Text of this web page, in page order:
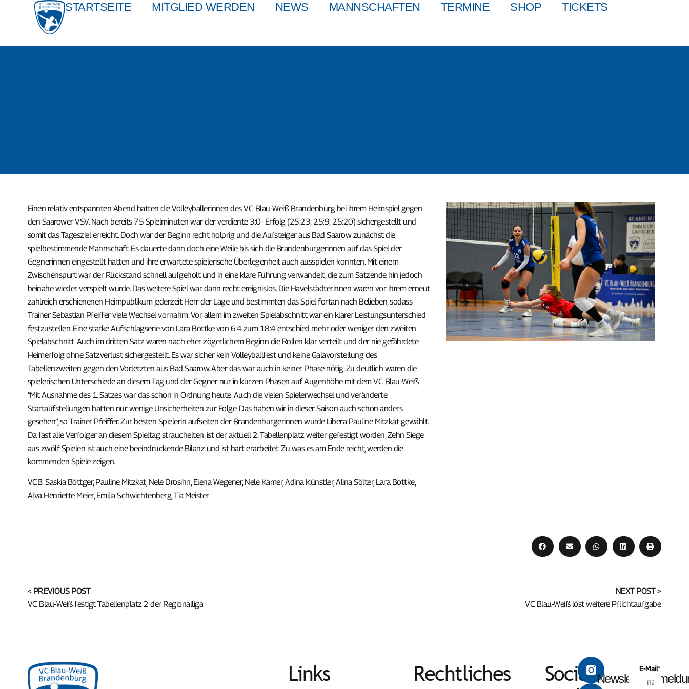
STARTSEITE MITGLIED WERDEN NEWS MANNSCHAFTEN TERMINE SHOP TICKETS
Einen relativ entspannten Abend hatten die Volleyballerinnen des VC Blau-Weiß Brandenburg bei ihrem Heimspiel gegen
den Saarower VSV. Nach bereits 75 Spielminuten war der verdiente 3:0- Erfolg (25:23; 25:9; 25:20) sichergestellt und
somit das Tagesziel erreicht. Doch war der Beginn recht holprig und die Aufsteiger aus Bad Saarow zunächst die
spielbestimmende Mannschaft. Es dauerte dann doch eine Weile bis sich die Brandenburgerinnen auf das Spiel der
Gegnerinnen eingestellt hatten und ihre erwartete spielerische Überlegenheit auch ausspielen konnten. Mit einem
Zwischenspurt war der Rückstand schnell aufgeholt und in eine klare Führung verwandelt, die zum Satzende hin jedoch
beinahe wieder verspielt wurde. Das weitere Spiel war dann recht ereignislos. Die Havelstädterinnen waren vor ihrem erneut
zahlreich erschienenen Heimpublikum jederzeit Herr der Lage und bestimmten das Spiel fortan nach Belieben, sodass
Trainer Sebastian Pfeiffer viele Wechsel vornahm. Vor allem im zweiten Spielabschnitt war ein klarer Leistungsunterschied
festzustellen. Eine starke Aufschlagserie von Lara Bottke von 6:4 zum 18:4 entschied mehr oder weniger den zweiten
Spielabschnitt. Auch im dritten Satz waren nach eher zögerlichem Beginn die Rollen klar verteilt und der nie gefährdete
Heimerfolg ohne Satzverlust sichergestellt. Es war sicher kein Volleyballfest und keine Galavorstellung des
Tabellenzweiten gegen den Vorletzten aus Bad Saarow. Aber das war auch in keiner Phase nötig. Zu deutlich waren die
spielerischen Unterschiede an diesem Tag und der Gegner nur in kurzen Phasen auf Augenhöhe mit dem VC Blau-Weiß.
“Mit Ausnahme des 1. Satzes war das schon in Ordnung heute. Auch die vielen Spielerwechsel und veränderte
Startaufstellungen hatten nur wenige Unsicherheiten zur Folge. Das haben wir in dieser Saison auch schon anders
gesehen”, so Trainer Pfeiffer. Zur besten Spielerin aufseiten der Brandenburgerinnen wurde Libera Pauline Mitzkat gewählt.
Da fast alle Verfolger an diesem Spieltag strauchelten, ist der aktuell 2. Tabellenplatz weiter gefestigt worden. Zehn Siege
aus zwölf Spielen ist auch eine beeindruckende Bilanz und ist hart erarbeitet. Zu was es am Ende reicht, werden die
kommenden Spiele zeigen.
VCB: Saskia Böttger, Pauline Mitzkat, Nele Drosihn, Elena Wegener, Nele Kamer, Adina Künstler, Alina Sölter, Lara Bottke,
Alva Henriette Meier, Emilia Schwichtenberg, Tia Meister
< PREVIOUS POST
VC Blau-Weiß festigt Tabellenplatz 2 der Regionalliga
NEXT POST >
VC Blau-Weiß löst weitere Pflichtaufgabe
Links Rechtliches
Social
E-Mail*